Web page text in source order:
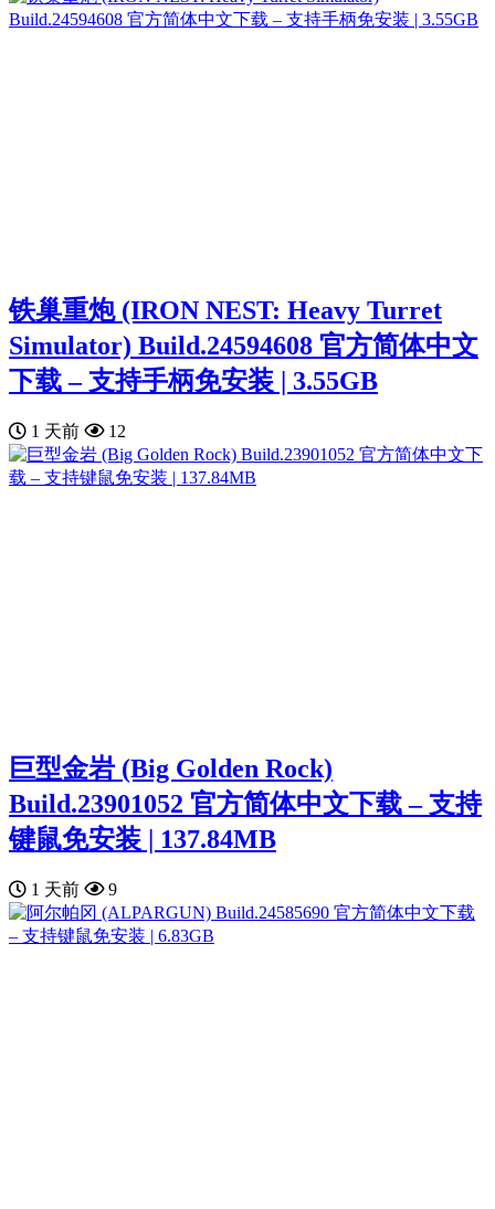
铁巢重炮 (IRON NEST: Heavy Turret
Simulator) Build.24594608 官方简体中文
下载 – 支持手柄免安装 | 3.55GB
1 天前 12
巨型金岩 (Big Golden Rock)
Build.23901052 官方简体中文下载 – 支持
键鼠免安装 | 137.84MB
1 天前 9